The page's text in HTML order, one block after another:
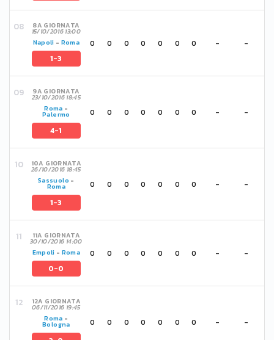
8A GIORNATA
15/10/2016 13:00
Napoli - Roma
1-3
0 0 0 0 0 0 0 - -
9A GIORNATA
23/10/2016 18:45
Roma -
Palermo
4-1
0 0 0 0 0 0 0 - -
10A GIORNATA
26/10/2016 18:45
Sassuolo -
Roma
1-3
0 0 0 0 0 0 0 - -
11A GIORNATA
30/10/2016 14:00
Empoli - Roma
0-0
0 0 0 0 0 0 0 - -
12A GIORNATA
06/11/2016 19:45
Roma -
Bologna 0 0 0 0 0 0 0 - -